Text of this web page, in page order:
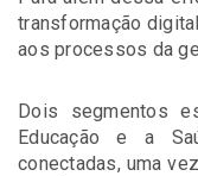
transformação
aos processos da
Dois segmentos
Educação e a
conectadas, uma